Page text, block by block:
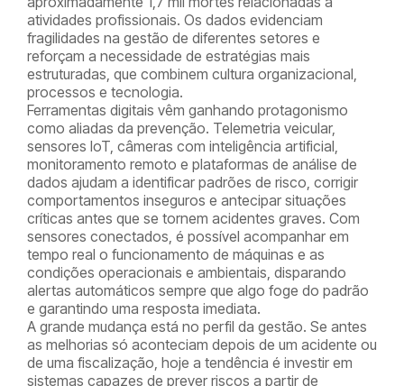
atividades profissionais. Os dados evidenciam
fragilidades na gestão de diferentes setores e
reforçam a necessidade de estratégias mais
estruturadas, que combinem cultura organizacional,
processos e tecnologia.
Ferramentas digitais vêm ganhando protagonismo
como aliadas da prevenção. Telemetria veicular,
sensores IoT, câmeras com inteligência artificial,
monitoramento remoto e plataformas de análise de
dados ajudam a identificar padrões de risco, corrigir
comportamentos inseguros e antecipar situações
críticas antes que se tornem acidentes graves. Com
sensores conectados, é possível acompanhar em
tempo real o funcionamento de máquinas e as
condições operacionais e ambientais, disparando
alertas automáticos sempre que algo foge do padrão
e garantindo uma resposta imediata.
A grande mudança está no perfil da gestão. Se antes
as melhorias só aconteciam depois de um acidente ou
de uma fiscalização, hoje a tendência é investir em
sistemas capazes de prever riscos a partir de